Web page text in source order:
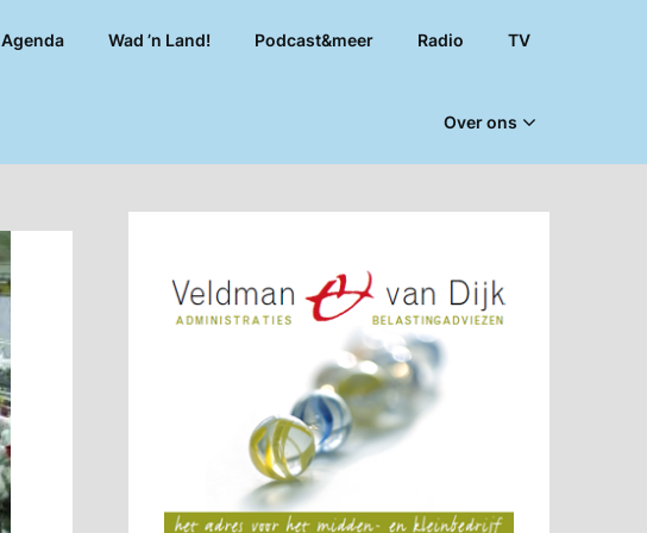
Agenda Wad ’n Land! Podcast&meer Radio TV
Over ons